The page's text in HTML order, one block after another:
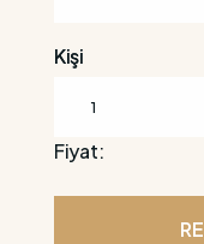
Kişi
1
Fiyat: